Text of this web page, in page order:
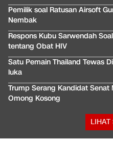
Pemilik soal Ratusan Airsoft
Nembak
Respons Kubu Sarwendah
tentang Obat HIV
Satu Pemain Thailand Tewas
luka
Trump Serang Kandidat Senat
Omong Kosong